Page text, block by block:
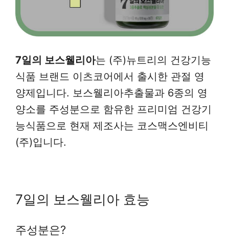
7일의 보스웰리아는 (주)뉴트리의 건강기능
식품 브랜드 이츠코어에서 출시한 관절 영
양제입니다. 보스웰리아추출물과 6종의 영
양소를 주성분으로 함유한 프리미엄 건강기
능식품으로 현재 제조사는 코스맥스엔비티
(주)입니다.
7일의 보스웰리아 효능
주성분은?